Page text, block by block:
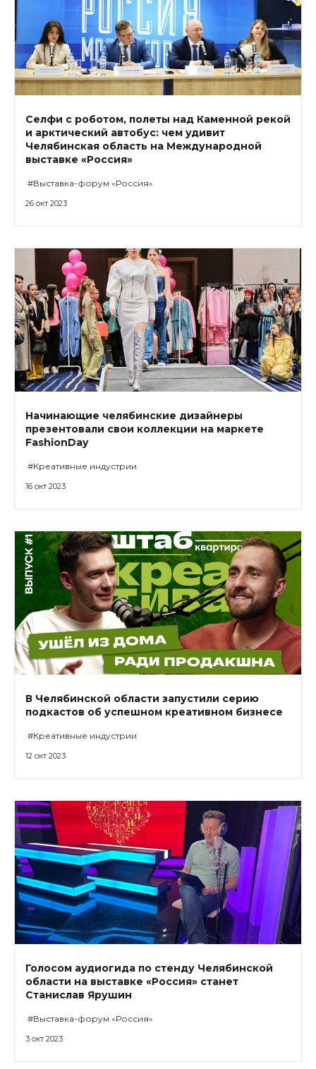
Селфи с роботом, полеты над Каменной рекой
и арктический автобус: чем удивит
Челябинская область на Международной
выставке «Россия»
#Выставка-форум «Россия»
26 окт 2023
Начинающие челябинские дизайнеры
презентовали свои коллекции на маркете
FashionDay
#Креативные индустрии
16 окт 2023
В Челябинской области запустили серию
подкастов об успешном креативном бизнесе
#Креативные индустрии
12 окт 2023
Голосом аудиогида по стенду Челябинской
области на выставке «Россия» станет
Станислав Ярушин
#Выставка-форум «Россия»
3 окт 2023